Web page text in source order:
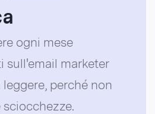
ogni mese
sull'email marketer
perché non